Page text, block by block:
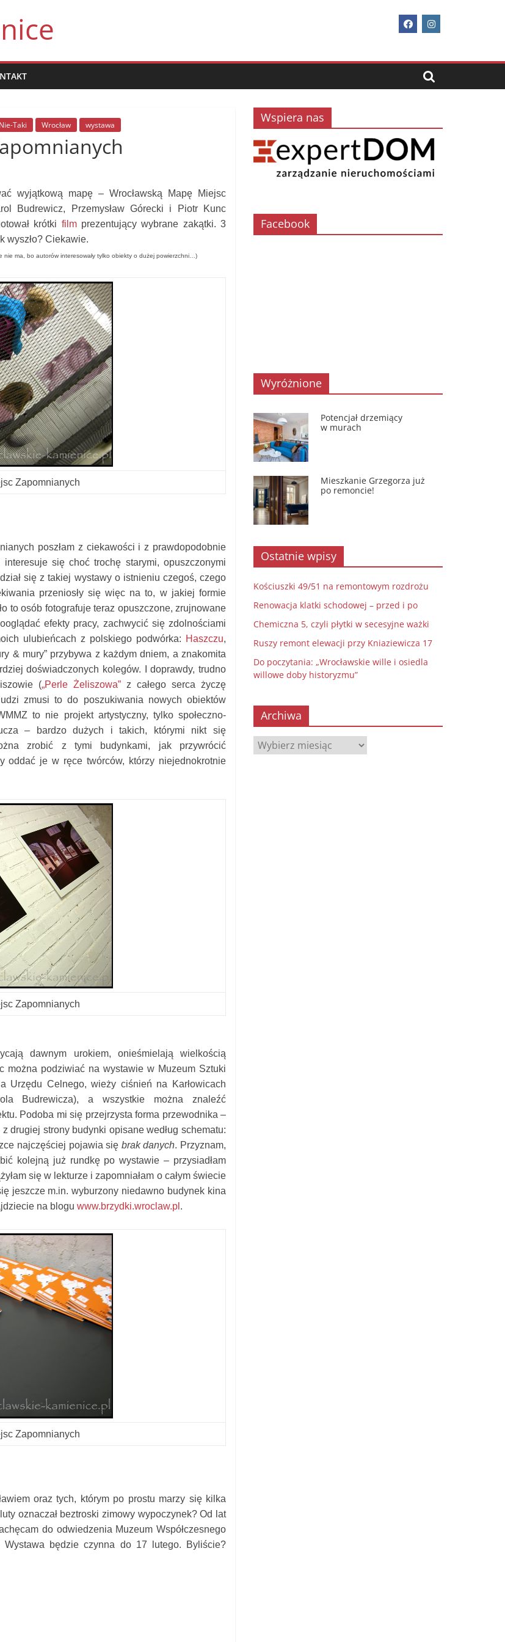
Taki Wrocław wystawa
wyjątkową mapę – Wrocławską Mapę Miejsc
Budrewicz, Przemysław Górecki i Piotr Kunc
krótki filmprezentujący wybrane zakątki. 3
wyszło? Ciekawie.
nie ma, bo autorów interesowały tylko obiekty o dużej powierzchni…)
Zapomnianych
poszłam z ciekawości i z prawdopodobnie
się choć trochę starymi, opuszczonymi
się z takiej wystawy o istnieniu czegoś, czego
przeniosły się więc na to, w jakiej formie
to osób fotografuje teraz opuszczone, zrujnowane
efekty pracy, zachwycić się zdolnościami
ulubieńcach z polskiego podwórka: Haszczu,
& mury” przybywa z każdym dniem, a znakomita
doświadczonych kolegów. I doprawdy, trudno
(„Perle Żeliszowa” z całego serca życzę
zmusi to do poszukiwania nowych obiektów
to nie projekt artystyczny, tylko społeczno-
– bardzo dużych i takich, którymi nikt się
zrobić z tymi budynkami, jak przywrócić
oddać je w ręce twórców, którzy niejednokrotnie
Zapomnianych
dawnym urokiem, onieśmielają wielkością
można podziwiać na wystawie w Muzeum Sztuki
Urzędu Celnego, wieży ciśnień na Karłowicach
Budrewicza), a wszystkie można znaleźć
Podoba mi się przejrzysta forma przewodnika –
drugiej strony budynki opisane według schematu:
najczęściej pojawia się brak danych. Przyznam,
kolejną już rundkę po wystawie – przysiadłam
się w lekturze i zapomniałam o całym świecie
jeszcze m.in. wyburzony niedawno budynek kina
na blogu www.brzydki.wroclaw.pl .
Zapomnianych
oraz tych, którym po prostu marzy się kilka
oznaczał beztroski zimowy wypoczynek? Od lat
do odwiedzenia Muzeum Współczesnego
Wystawa będzie czynna do 17 lutego. Byliście?
Wspiera nas
Facebook
Wyróżnione
Potencjał drzemiący
w murach
Mieszkanie Grzegorza już
po remoncie!
Ostatnie wpisy
Kościuszki 49/51 na remontowym rozdrożu
Renowacja klatki schodowej – przed i po
Chemiczna 5, czyli płytki w secesyjne ważki
Ruszy remont elewacji przy Kniaziewicza 17
Do poczytania: „Wrocławskie wille i osiedla
willowe doby historyzmu”
Archiwa
Archiwa